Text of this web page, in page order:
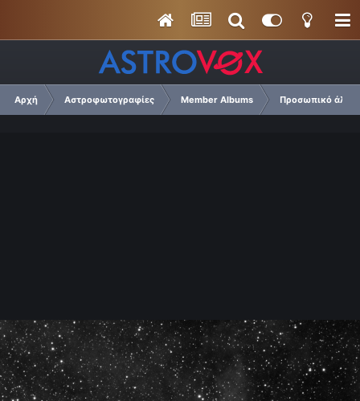
Αρχή Αστροφωτογραφίες Member Albums Προσωπικό